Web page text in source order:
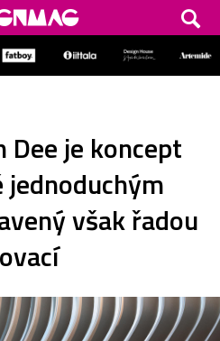
Dee je koncept
jednoduchým
však řadou